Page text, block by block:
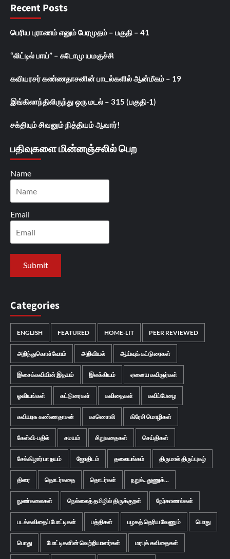
Recent Posts
பெரிய புராணம் எனும் பேரமுதம் – பகுதி – 41
“லிட்டில் பாய்” – சுடோமு யமகுச்சி
கவியரசர் கண்ணதாசனின் பாடல்களில் ஆன்மீகம் – 19
இங்கிலாந்திலிருந்து ஒரு மடல் – 315 (பகுதி-1)
சக்தியும் சிவனும் நித்தியம் ஆவார்!
பதிவுகளை மின்னஞ்சலில் பெற
Name
Email
Categories
ENGLISH FEATURED HOME-LIT PEER REVIEWED
அறிந்துகொள்வோம் அறிவியல் ஆய்வுக் கட்டுரைகள்
இசைக்கவியின் இதயம் இலக்கியம் ஏனைய கவிஞர்கள்
ஓவியங்கள் கட்டுரைகள் கவிதைகள் கவிப்பேழை
கவியரசு கண்ணதாசன் காணொலி கிரேசி மொழிகள்
கேள்வி-பதில் சமயம் சிறுகதைகள் செய்திகள்
சேக்கிழார் பா நயம் ஜோதிடம் தலையங்கம் திருமால் திருப்புகழ்
திரை தொடர்கதை தொடர்கள் நறுக்..துணுக்...
நுண்கலைகள் நெல்லைத் தமிழில் திருக்குறள் நேர்காணல்கள்
படக்கவிதைப் போட்டிகள் பத்திகள் பழகத் தெரிய வேணும் பொது
பொது போட்டிகளின் வெற்றியாளர்கள் மரபுக் கவிதைகள்